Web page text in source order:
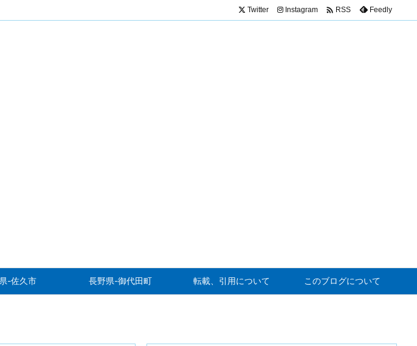
-佐久市 長野県-御代田町 転載、引用について このブログについて
Twitter Instagram  RSS Feedly